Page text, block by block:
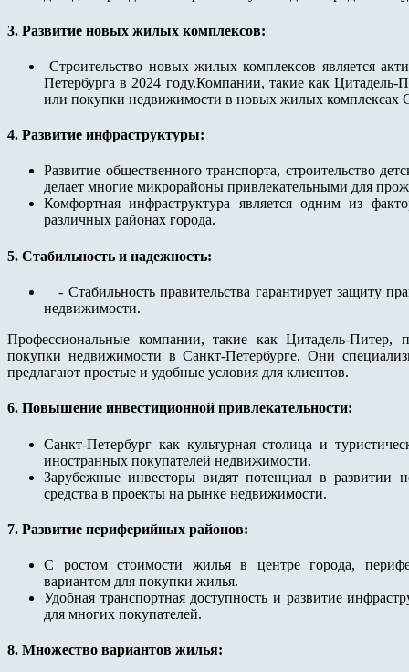
3. Развитие новых жилых комплексов:
Строительство новых жилых комплексов является
Петербурга в 2024 году.Компании, такие как
или покупки недвижимости в новых жилых комплексах
4. Развитие инфраструктуры:
Развитие общественного транспорта, строительство
делает многие микрорайоны привлекательными для
Комфортная инфраструктура является одним из
различных районах города.
5. Стабильность и надежность:
- Стабильность правительства гарантирует защиту
недвижимости.
Профессиональные компании, такие как Цитадель-
покупки недвижимости в Санкт-Петербурге. Они
предлагают простые и удобные условия для клиентов.
6. Повышение инвестиционной привлекательности:
Санкт-Петербург как культурная столица и
иностранных покупателей недвижимости.
Зарубежные инвесторы видят потенциал в развитии
средства в проекты на рынке недвижимости.
7. Развитие периферийных районов:
С ростом стоимости жилья в центре города,
вариантом для покупки жилья.
Удобная транспортная доступность и развитие
для многих покупателей.
8. Множество вариантов жилья: